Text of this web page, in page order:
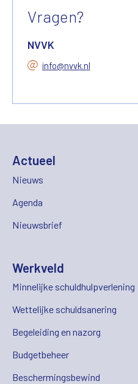
Vragen?
NVVK
info@nvvk.nl
Actueel
Nieuws
Agenda
Nieuwsbrief
Werkveld
Minnelijke schuldhulpverlening
Wettelijke schuldsanering
Begeleiding en nazorg
Budgetbeheer
Beschermingsbewind